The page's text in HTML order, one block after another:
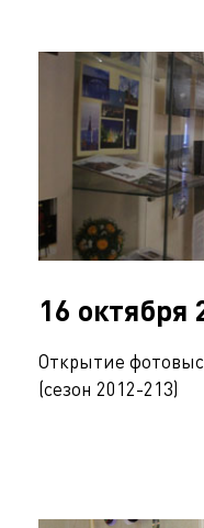
16 октября
Открытие
(сезон 2012-213)